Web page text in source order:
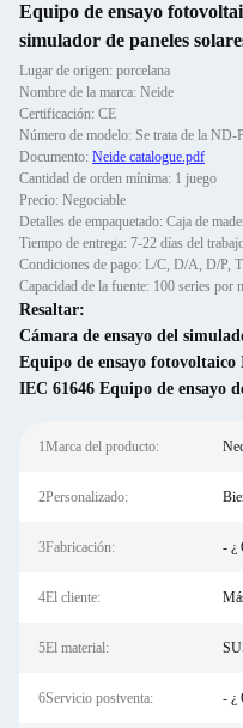
Equipo de ensayo
simulador de paneles
Lugar de origen: porcelana
Nombre de la marca: Neide
Certificación: CE
Número de modelo: Se trata de la ND-
Documento: Neide catalogue.pdf
Cantidad de orden mínima: 1 juego
Precio: Negociable
Detalles de empaquetado: Caja de
Tiempo de entrega: 7-22 días del
Condiciones de pago: L/C, D/A, D/P,
Capacidad de la fuente: 100 series por
Resaltar:
Cámara de ensayo del
Equipo de ensayo fotovoltaico
IEC 61646 Equipo de ensayo
1Marca del producto:
2Personalizado:
3Fabricación: - ¿
4El cliente:
5El material:
6Servicio postventa: - ¿